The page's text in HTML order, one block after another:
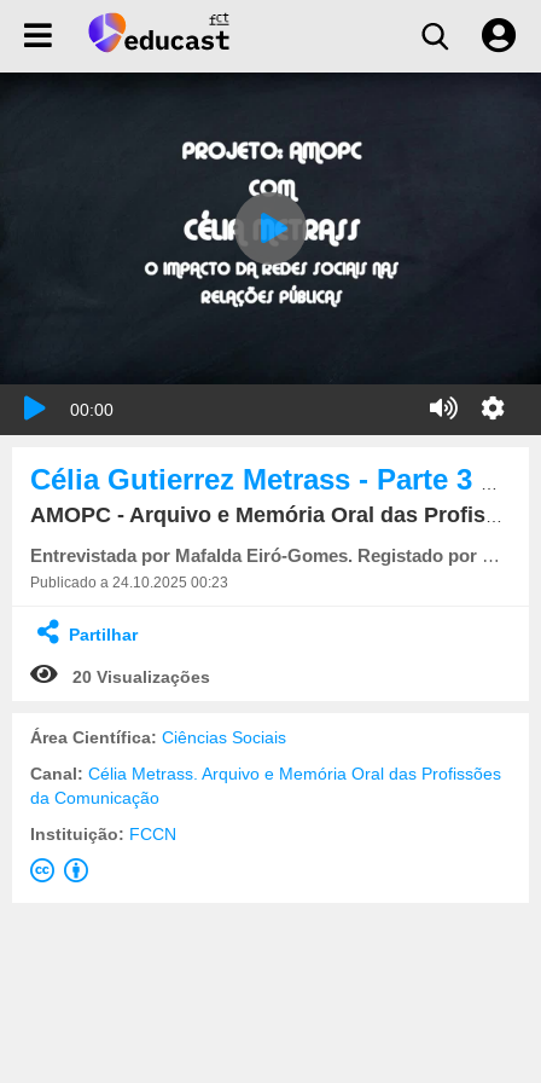
00:00
AMOPC - Arquivo e Memória Oral das Profissões da Comunicação
Entrevistada por Mafalda Eiró-Gomes. Registado por Cláudia Figueiredo.
Publicado a 24.10.2025 00:23
Partilhar
20 Visualizações
Área Científica: Ciências Sociais
Canal: Célia Metrass. Arquivo e Memória Oral das Profissões
da Comunicação
Instituição: FCCN